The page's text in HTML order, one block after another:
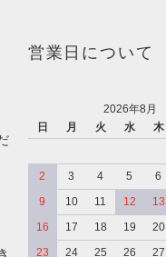
営業日について
2026年8月
日
月 火 水 木
2
3 4 5 6
9
10 11 12 13
16
17 18 19 20
23
24 25 26 27